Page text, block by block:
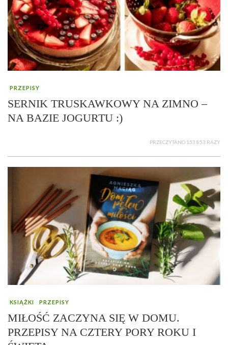
PRZEPISY
SERNIK TRUSKAWKOWY NA ZIMNO –
NA BAZIE JOGURTU :)
PRZECZYTANO 153 853 RAZY
KSIĄŻKI PRZEPISY
MIŁOŚĆ ZACZYNA SIĘ W DOMU.
PRZEPISY NA CZTERY PORY ROKU I